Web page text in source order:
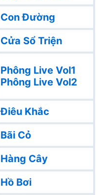
Con Đường
Cửa Sổ Triện
Phông Live Vol1
Phông Live Vol2
Điêu Khắc
Bãi Cỏ
Hàng Cây
Hồ Bơi